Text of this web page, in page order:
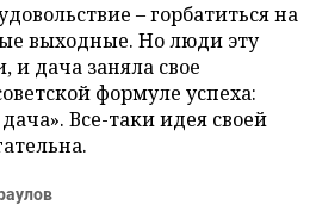
– горбатиться на
выходные. Но люди эту
и дача заняла свое
формуле успеха:
Все-таки идея своей